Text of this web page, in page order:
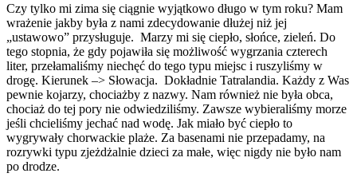
Czy tylko mi zima się ciągnie wyjątkowo długo w tym roku? Mam
wrażenie jakby była z nami zdecydowanie dłużej niż jej
„ustawowo” przysługuje. Marzy mi się ciepło, słońce, zieleń. Do
tego stopnia, że gdy pojawiła się możliwość wygrzania czterech
liter, przełamaliśmy niechęć do tego typu miejsc i ruszyliśmy w
drogę. Kierunek –> Słowacja. Dokładnie Tatralandia. Każdy z Was
pewnie kojarzy, chociażby z nazwy. Nam również nie była obca,
chociaż do tej pory nie odwiedziliśmy. Zawsze wybieraliśmy morze
jeśli chcieliśmy jechać nad wodę. Jak miało być ciepło to
wygrywały chorwackie plaże. Za basenami nie przepadamy, na
rozrywki typu zjeżdżalnie dzieci za małe, więc nigdy nie było nam
po drodze.